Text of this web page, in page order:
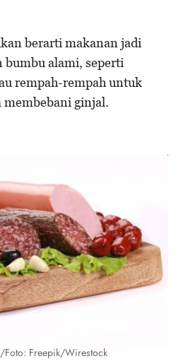
berarti makanan jadi
bumbu alami, seperti
rempah-rempah untuk
membebani ginjal.
Foto: Freepik/Wirestock